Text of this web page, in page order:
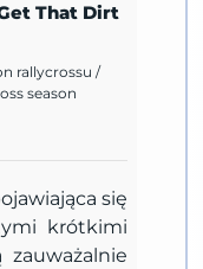
That Dirt
rallycrossu /
season
się
krótkimi